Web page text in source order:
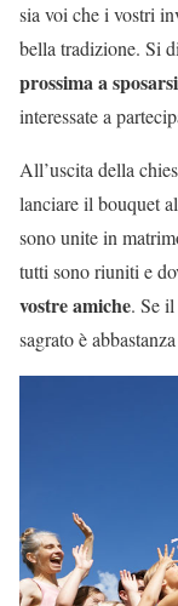
sia voi che i vostri
bella tradizione. Si
prossima a sposarsi
interessate a
All’uscita della
lanciare il bouquet
sono unite in
tutti sono riuniti e
vostre amiche. Se
sagrato è